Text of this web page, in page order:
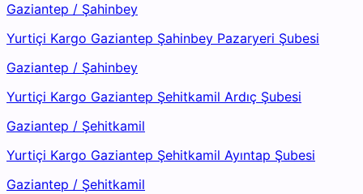
Gaziantep / Şahinbey
Yurtiçi Kargo Gaziantep Şahinbey Pazaryeri Şubesi
Gaziantep / Şahinbey
Yurtiçi Kargo Gaziantep Şehitkamil Ardıç Şubesi
Gaziantep / Şehitkamil
Yurtiçi Kargo Gaziantep Şehitkamil Ayıntap Şubesi
Gaziantep / Şehitkamil